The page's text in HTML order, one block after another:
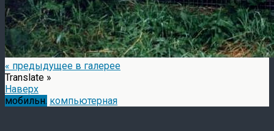
« предыдущее в галерее
Translate »
Наверх
мобильн. компьютерная